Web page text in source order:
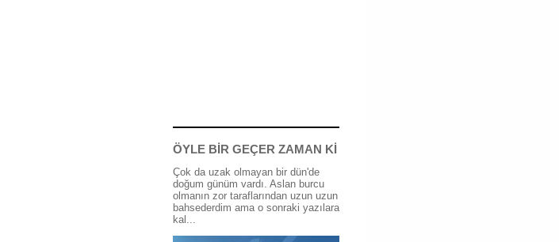
ÖYLE BİR GEÇER ZAMAN Kİ
Çok da uzak olmayan bir dün'de
doğum günüm vardı. Aslan burcu
olmanın zor taraflarından uzun uzun
bahsederdim ama o sonraki yazılara
kal...